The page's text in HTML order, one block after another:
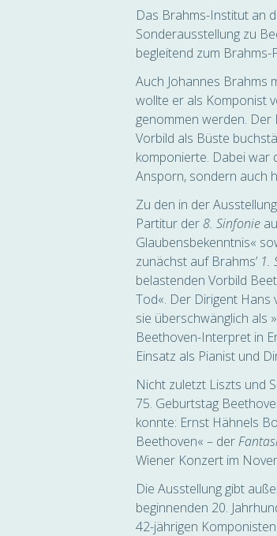
Das Brahms-Institut an
Sonderausstellung zu
begleitend zum
Auch Johannes Brahms
wollte er als Komponist
genommen werden. Der
Vorbild als Büste
komponierte. Dabei war
Ansporn, sondern auch
Zu den in der
Partitur der8. Sinfonie
Glaubensbekenntnis«
zunächst auf Brahms’ 1.
belastenden Vorbild
Tod«. Der Dirigent
sie überschwänglich als
Beethoven-Interpret in
Einsatz als Pianist und
Nicht zuletzt Liszts und
75. Geburtstag
konnte: Ernst Hähnels
Beethoven« – der
Wiener Konzert im
Die Ausstellung gibt
beginnenden 20.
42-jährigen